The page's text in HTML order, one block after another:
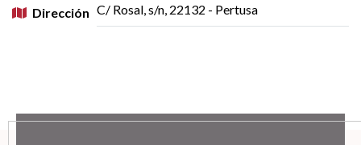
Dirección C/ Rosal, s/n, 22132 - Pertusa